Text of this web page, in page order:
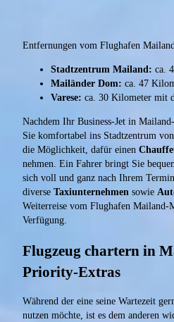
Entfernungen vom Flughafen
Stadtzentrum Mailand: ca.
Mailänder Dom: ca. 47
Varese: ca. 30 Kilometer mit
Nachdem Ihr Business-Jet in
Sie komfortabel ins Stadtzentrum
die Möglichkeit, dafür einen
nehmen. Ein Fahrer bringt Sie
sich voll und ganz nach Ihrem
diverse Taxiunternehmen sowie
Weiterreise vom Flughafen Mailand-
Verfügung.
Flugzeug chartern in
Priority-Extras
Während der eine seine Wartezeit
nutzen möchte, ist es dem anderen